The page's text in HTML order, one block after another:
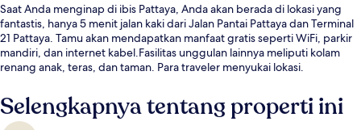
Saat Anda menginap di ibis Pattaya, Anda akan berada di lokasi yang
fantastis, hanya 5 menit jalan kaki dari Jalan Pantai Pattaya dan Terminal
21 Pattaya. Tamu akan mendapatkan manfaat gratis seperti WiFi, parkir
mandiri, dan internet kabel.Fasilitas unggulan lainnya meliputi kolam
renang anak, teras, dan taman. Para traveler menyukai lokasi.
Selengkapnya tentang properti ini